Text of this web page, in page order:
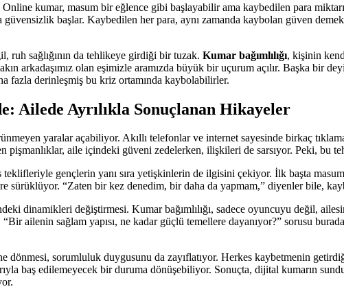
Online kumar, masum bir eğlence gibi başlayabilir ama kaybedilen para
güvensizlik başlar. Kaybedilen her para, aynı zamanda kaybolan güven
ruh sağlığının da tehlikeye girdiği bir tuzak. Kumar bağımlılığı, kişinin
arkadaşımız olan eşimizle aramızda büyük bir uçurum açılır. Başka bir
fazla derinleşmiş bu kriz ortamında kaybolabilirler.
Ailede Ayrılıkla Sonuçlanan Hikayeler
yaralar açabiliyor. Akıllı telefonlar ve internet sayesinde birkaç
pişmanlıklar, aile içindeki güveni zedelerken, ilişkileri de sarsıyor. Peki, bu
gençlerin yanı sıra yetişkinlerin de ilgisini çekiyor. İlk başta
sürüklüyor. “Zaten bir kez denedim, bir daha da yapmam,” diyenler bile,
dinamikleri değiştirmesi. Kumar bağımlılığı, sadece oyuncuyu değil,
ailenin sağlam yapısı, ne kadar güçlü temellere dayanıyor?” sorusu
dönmesi, sorumluluk duygusunu da zayıflatıyor. Herkes kaybetmenin
baş edilemeyecek bir duruma dönüşebiliyor. Sonuçta, dijital kumarın